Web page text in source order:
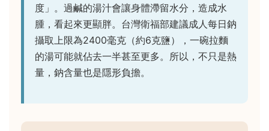
度」。過鹹的湯汁會讓身體滯留水分，造成水
腫，看起來更顯胖。台灣衛福部建議成人每日鈉
攝取上限為2400毫克（約6克鹽），一碗拉麵
的湯可能就佔去一半甚至更多。所以，不只是熱
量，鈉含量也是隱形負擔。